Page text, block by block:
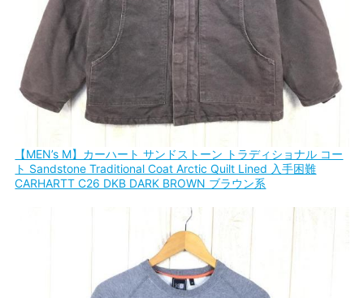
【MEN’s M】カーハート サンドストーン トラディショナル コー
ト Sandstone Traditional Coat Arctic Quilt Lined 入手困難
CARHARTT C26 DKB DARK BROWN ブラウン系